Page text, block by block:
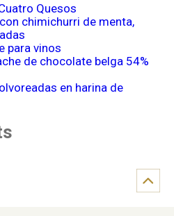
Quesos
chimichurri de menta,
para vinos
de chocolate belga 54%
en harina de